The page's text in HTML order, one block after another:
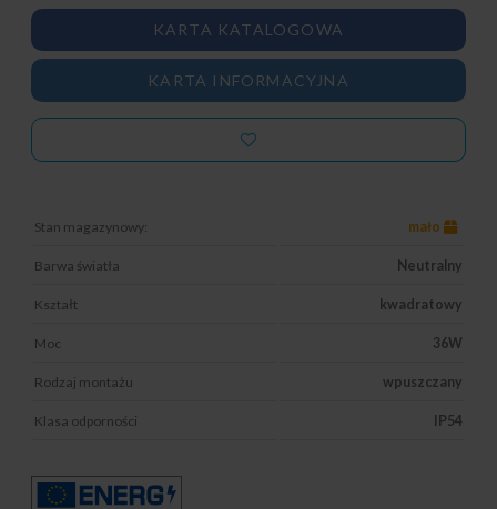
Stan magazynowy: mało
Barwa światła Neutralny
Kształt kwadratowy
Moc 36W
Rodzaj montażu wpuszczany
Klasa odporności IP54
KARTA KATALOGOWA
KARTA INFORMACYJNA